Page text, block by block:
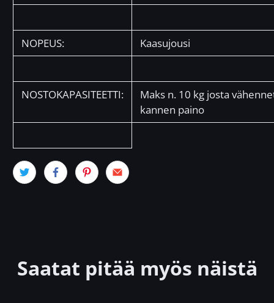
NOPEUS: Kaasujousi
NOSTOKAPASITEETTI:
Maks n. 10 kg josta
kannen paino
Saatat pitää myös näistä